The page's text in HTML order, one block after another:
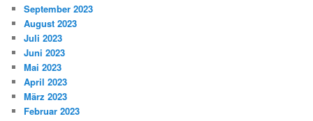
September 2023
August 2023
Juli 2023
Juni 2023
Mai 2023
April 2023
März 2023
Februar 2023